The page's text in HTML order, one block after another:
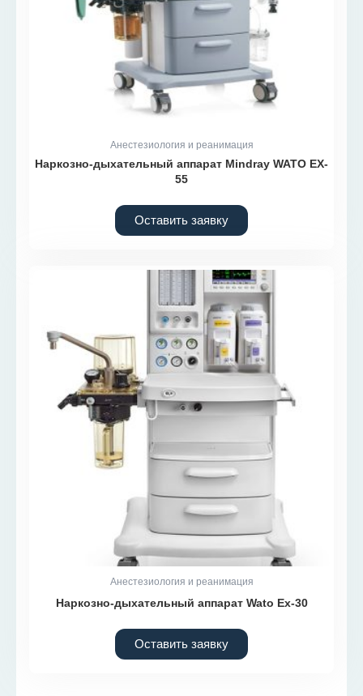
Анестезиология и реанимация
Наркозно-дыхательный аппарат Mindray WATO EX-
55
Оставить заявку
Анестезиология и реанимация
Наркозно-дыхательный аппарат Wato Ex-30
Оставить заявку